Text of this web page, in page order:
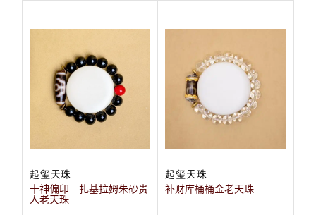
起玺天珠
十神偏印 – 扎基拉姆朱砂贵
人老天珠
起玺天珠
补财库桶桶金老天珠